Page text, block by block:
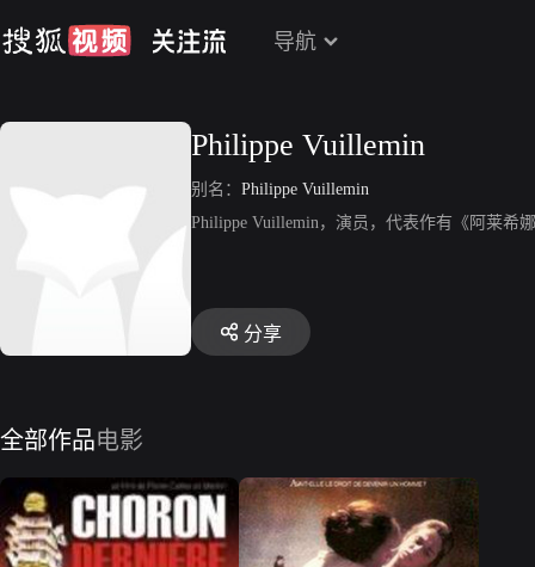
导航
Philippe Vuillemin
别名： Philippe Vuillemin
Philippe Vuillemin，演员，代表作有《阿莱希
分享
全部作品电影